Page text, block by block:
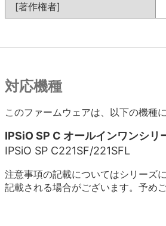
[著作権者]
対応機種
このファームウェアは、以下の機種
IPSiO SP C オールインワンシリ
IPSiO SP C221SF/221SFL
注意事項の記載についてはシリーズ
記載される場合がございます。予め